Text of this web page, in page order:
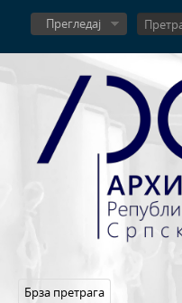
Прегледај
Брза претрага